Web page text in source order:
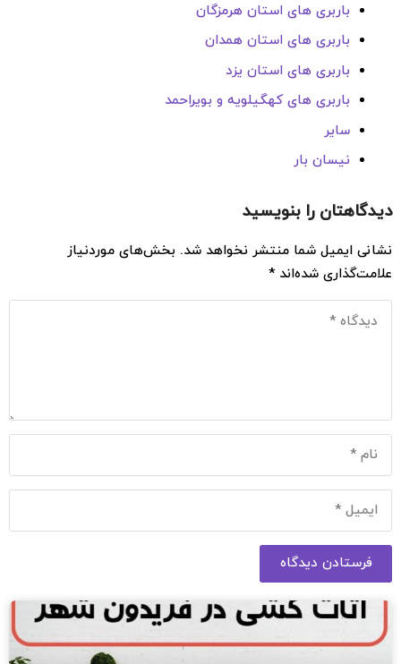
باربری های استان هرمزگان
باربری های استان همدان
باربری های استان یزد
باربری های کهگیلویه و بویراحمد
سایر
نیسان بار
دیدگاهتان را بنویسید
نشانی ایمیل شما منتشر نخواهد شد. بخش‌های موردنیاز
علامت‌گذاری شده‌اند*
فرستادن دیدگاه